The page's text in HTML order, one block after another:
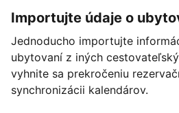
Importujte údaje o
Jednoducho importujte
ubytovaní z iných
vyhnite sa prekročeniu
synchronizácii kalendárov.